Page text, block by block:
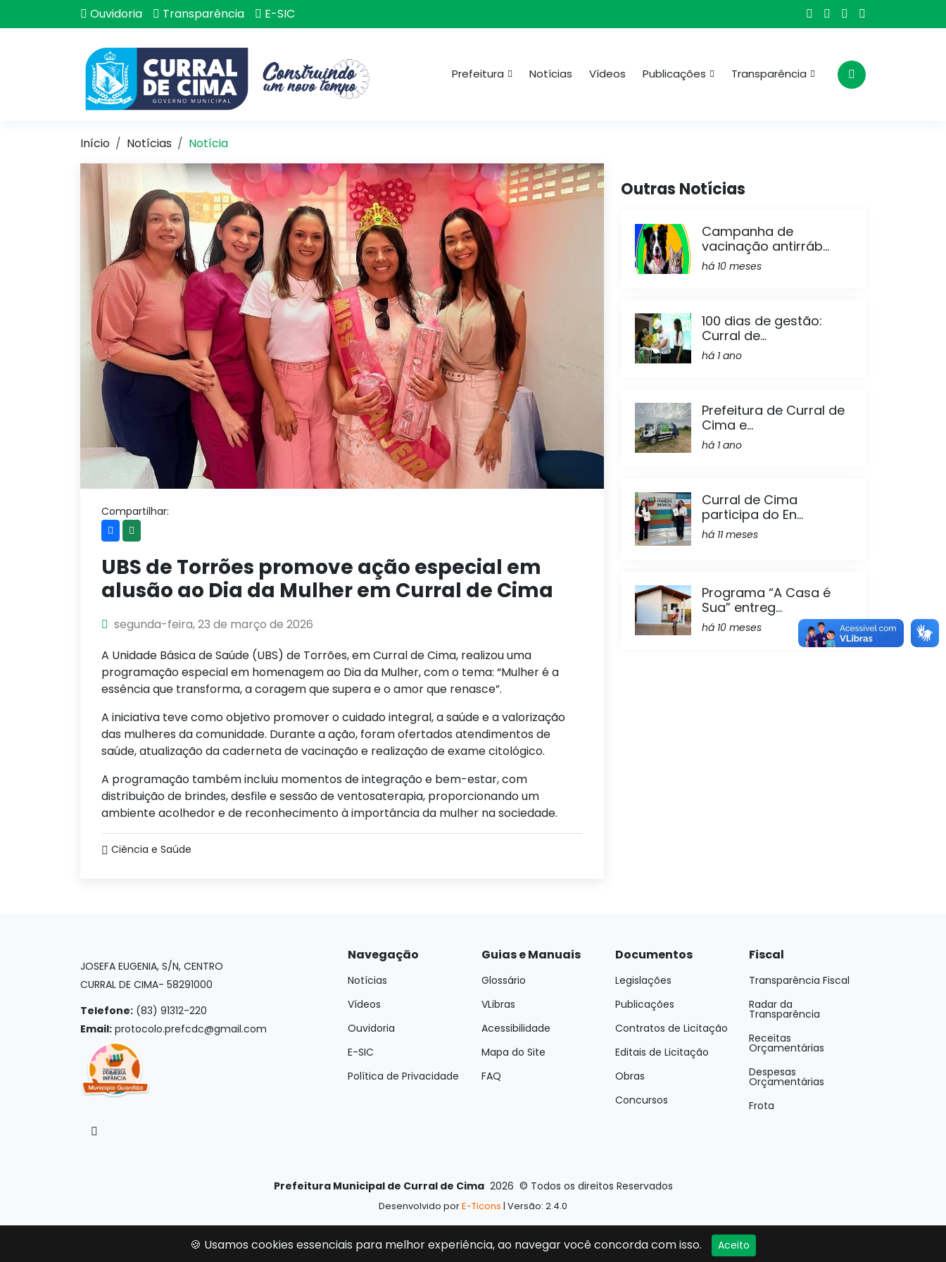
Ouvidoria Transparência E-SIC
Prefeitura Notícias Vídeos Publicações Transparência
Início Notícias Notícia
Compartilhar:
UBS de Torrões promove ação especial em
alusão ao Dia da Mulher em Curral de Cima
segunda-feira, 23 de março de 2026
A Unidade Básica de Saúde (UBS) de Torrões, em Curral de Cima, realizou uma
programação especial em homenagem ao Dia da Mulher, com o tema: “Mulher é a
essência que transforma, a coragem que supera e o amor que renasce”.
A iniciativa teve como objetivo promover o cuidado integral, a saúde e a valorização
das mulheres da comunidade. Durante a ação, foram ofertados atendimentos de
saúde, atualização da caderneta de vacinação e realização de exame citológico.
A programação também incluiu momentos de integração e bem-estar, com
distribuição de brindes, desfile e sessão de ventosaterapia, proporcionando um
ambiente acolhedor e de reconhecimento à importância da mulher na sociedade.
Ciência e Saúde
Outras Notícias
Campanha de
vacinação antirráb...
há 10 meses
100 dias de gestão:
Curral de...
há 1 ano
Prefeitura de Curral de
Cima e...
há 1 ano
Curral de Cima
participa do En...
há 11 meses
Programa “A Casa é
Sua” entreg...
há 10 meses
JOSEFA EUGENIA, S/N, CENTRO
CURRAL DE CIMA- 58291000
Telefone: (83) 91312-220
Email: protocolo.prefcdc@gmail.com
Navegação
Notícias
Vídeos
Ouvidoria
E-SIC
Política de Privacidade
Guias e Manuais
Glossário
VLibras
Acessibilidade
Mapa do Site
FAQ
Documentos
Legislações
Publicações
Contratos de Licitação
Editais de Licitação
Obras
Concursos
Fiscal
Transparência Fiscal
Radar da
Transparência
Receitas
Orçamentárias
Despesas
Orçamentárias
Frota
Prefeitura Municipal de Curral de Cima 2026 © Todos os direitos Reservados
Desenvolvido porE-Ticons | Versão: 2.4.0
🍪 Usamos cookies essenciais para melhor experiência, ao navegar você concorda com isso. Aceito